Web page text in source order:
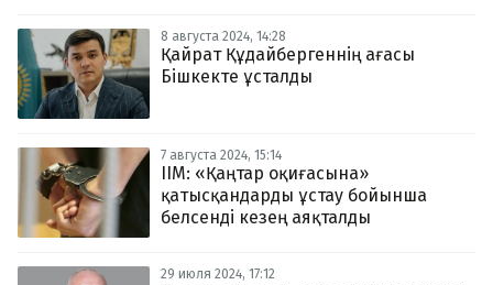
8 августа 2024, 14:28
Қайрат Құдайбергеннің ағасы
Бішкекте ұсталды
7 августа 2024, 15:14
ІІМ: «Қаңтар оқиғасына»
қатысқандарды ұстау бойынша
белсенді кезең аяқталды
29 июля 2024, 17:12